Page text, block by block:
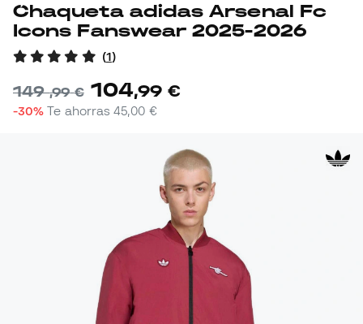
Chaqueta adidas Arsenal Fc
Icons Fanswear 2025-2026
(1)
149,99 € 104,99 €
-30% Te ahorras45,00 €